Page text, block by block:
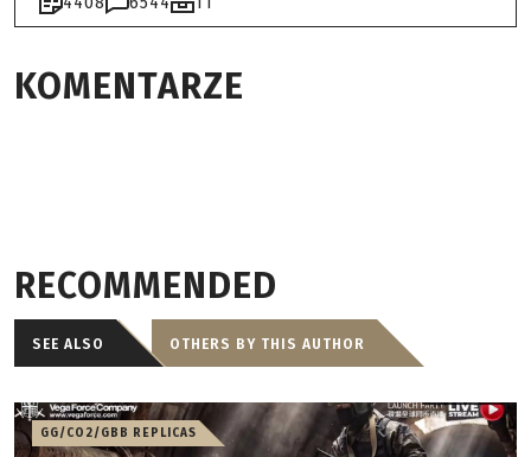
KOMENTARZE
RECOMMENDED
SEE ALSO OTHERS BY THIS AUTHOR
GG/CO2/GBB REPLICAS